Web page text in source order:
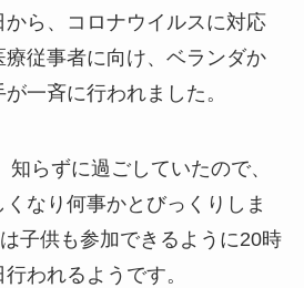
ら、コロナウイルスに対応
従事者に向け、ベランダか
一斉に行われました。
らずに過ごしていたので、
なり何事かとびっくりしま
子供も参加できるように20時
われるようです。